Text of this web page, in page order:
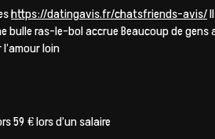
https://datingavis.fr/chatsfriends-avis/
bulle ras-le-bol accrue Beaucoup de
loin
59 € lors d’un salaire